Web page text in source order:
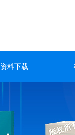
资料下载